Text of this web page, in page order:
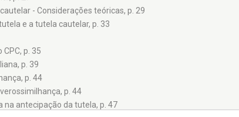
- Considerações teóricas, p. 29
e a tutela cautelar, p. 33
p. 35
p. 39
p. 44
p. 44
na antecipação da tutela, p. 47